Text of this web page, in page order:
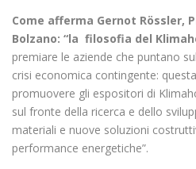
Come afferma Gernot Rössler,
Bolzano: “la filosofia del
premiare le aziende che puntano
crisi economica contingente:
promuovere gli espositori di
sul fronte della ricerca e dello
materiali e nuove soluzioni
performance energetiche”.